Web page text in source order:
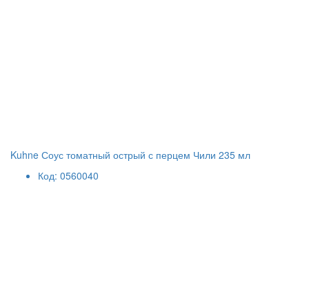
Kuhne Соус томатный острый с перцем Чили 235 мл
Код: 0560040